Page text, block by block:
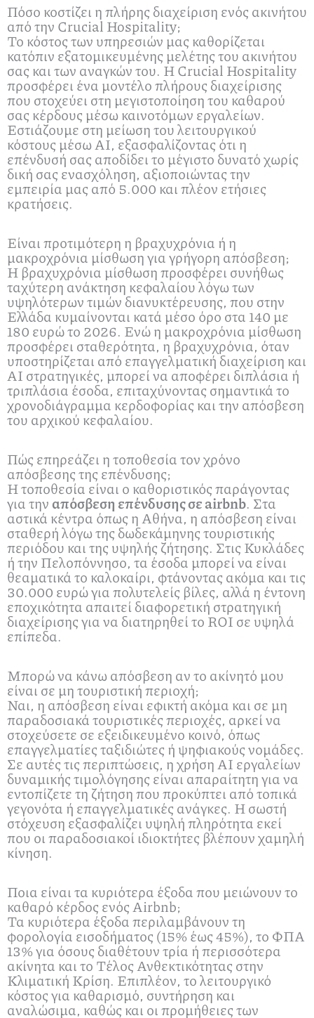
Πόσο κοστίζει η πλήρης διαχείριση ενός ακινήτου
από την Crucial Hospitality;
Το κόστος των υπηρεσιών μας καθορίζεται
κατόπιν εξατομικευμένης μελέτης του ακινήτου
σας και των αναγκών του. Η Crucial Hospitality
προσφέρει ένα μοντέλο πλήρους διαχείρισης
που στοχεύει στη μεγιστοποίηση του καθαρού
σας κέρδους μέσω καινοτόμων εργαλείων.
Εστιάζουμε στη μείωση του λειτουργικού
κόστους μέσω AI, εξασφαλίζοντας ότι η
επένδυσή σας αποδίδει το μέγιστο δυνατό χωρίς
δική σας ενασχόληση, αξιοποιώντας την
εμπειρία μας από 5.000 και πλέον ετήσιες
κρατήσεις.
Είναι προτιμότερη η βραχυχρόνια ή η
μακροχρόνια μίσθωση για γρήγορη απόσβεση;
Η βραχυχρόνια μίσθωση προσφέρει συνήθως
ταχύτερη ανάκτηση κεφαλαίου λόγω των
υψηλότερων τιμών διανυκτέρευσης, που στην
Ελλάδα κυμαίνονται κατά μέσο όρο στα 140 με
180 ευρώ το 2026. Ενώ η μακροχρόνια μίσθωση
προσφέρει σταθερότητα, η βραχυχρόνια, όταν
υποστηρίζεται από επαγγελματική διαχείριση και
AI στρατηγικές, μπορεί να αποφέρει διπλάσια ή
τριπλάσια έσοδα, επιταχύνοντας σημαντικά το
χρονοδιάγραμμα κερδοφορίας και την απόσβεση
του αρχικού κεφαλαίου.
Πώς επηρεάζει η τοποθεσία τον χρόνο
απόσβεσης της επένδυσης;
Η τοποθεσία είναι ο καθοριστικός παράγοντας
για την απόσβεση επένδυσης σε airbnb. Στα
αστικά κέντρα όπως η Αθήνα, η απόσβεση είναι
σταθερή λόγω της δωδεκάμηνης τουριστικής
περιόδου και της υψηλής ζήτησης. Στις Κυκλάδες
ή την Πελοπόννησο, τα έσοδα μπορεί να είναι
θεαματικά το καλοκαίρι, φτάνοντας ακόμα και τις
30.000 ευρώ για πολυτελείς βίλες, αλλά η έντονη
εποχικότητα απαιτεί διαφορετική στρατηγική
διαχείρισης για να διατηρηθεί το ROI σε υψηλά
επίπεδα.
Μπορώ να κάνω απόσβεση αν το ακίνητό μου
είναι σε μη τουριστική περιοχή;
Ναι, η απόσβεση είναι εφικτή ακόμα και σε μη
παραδοσιακά τουριστικές περιοχές, αρκεί να
στοχεύσετε σε εξειδικευμένο κοινό, όπως
επαγγελματίες ταξιδιώτες ή ψηφιακούς νομάδες.
Σε αυτές τις περιπτώσεις, η χρήση AI εργαλείων
δυναμικής τιμολόγησης είναι απαραίτητη για να
εντοπίζετε τη ζήτηση που προκύπτει από τοπικά
γεγονότα ή επαγγελματικές ανάγκες. Η σωστή
στόχευση εξασφαλίζει υψηλή πληρότητα εκεί
που οι παραδοσιακοί ιδιοκτήτες βλέπουν χαμηλή
κίνηση.
Ποια είναι τα κυριότερα έξοδα που μειώνουν το
καθαρό κέρδος ενός Airbnb;
Τα κυριότερα έξοδα περιλαμβάνουν τη
φορολογία εισοδήματος (15% έως 45%), το ΦΠΑ
13% για όσους διαθέτουν τρία ή περισσότερα
ακίνητα και το Τέλος Ανθεκτικότητας στην
Κλιματική Κρίση. Επιπλέον, το λειτουργικό
κόστος για καθαρισμό, συντήρηση και
αναλώσιμα, καθώς και οι προμήθειες των